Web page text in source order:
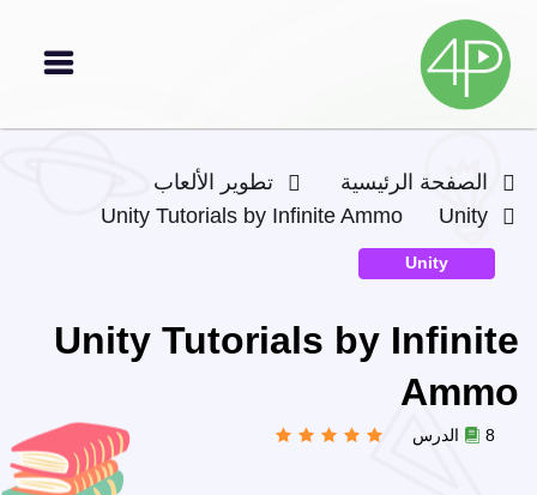
الصفحة الرئيسية
تطوير الألعاب
Unity
Unity Tutorials by Infinite Ammo
Unity
Unity Tutorials by Infinite
Ammo
8 الدرس